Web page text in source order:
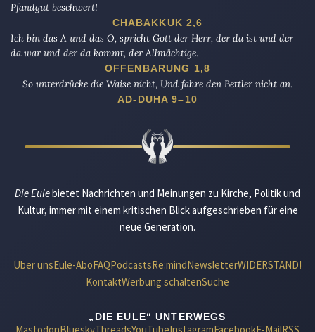
Pfandgut beschwert!
CHABAKKUK 2,6
Ich bin das A und das O, spricht Gott der Herr, der da ist und der
da war und der da kommt, der Allmächtige.
OFFENBARUNG 1,8
So unterdrücke die Waise nicht, Und fahre den Bettler nicht an.
AD-DUHA 9–10
Die Eulebietet Nachrichten und Meinungen zu Kirche, Politik und
Kultur, immer mit einem kritischen Blick aufgeschrieben für eine
neue Generation.
Über unsEule-AboFAQPodcastsRe:mindNewsletterWIDERSTAND!
KontaktWerbung schaltenSuche
„DIE EULE“ UNTERWEGS